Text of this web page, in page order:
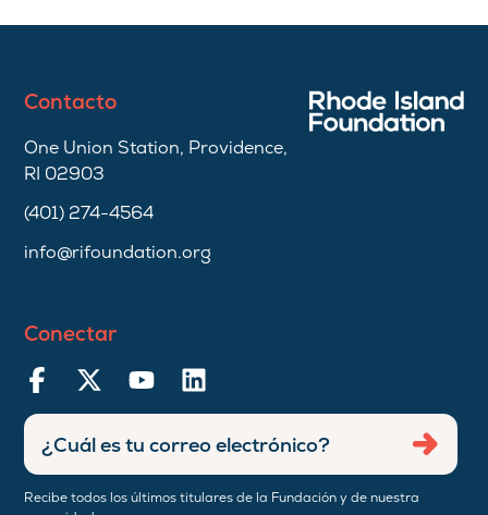
Contacto
One Union Station, Providence,
RI 02903
(401) 274-4564
info@rifoundation.org
Conectar
Recibe todos los últimos titulares de la Fundación y de nuestra
Ingresar
dirección
de
correo
Enviar